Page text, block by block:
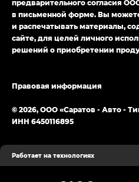
предварительного согласия
в письменной форме. Вы
и распечатывать материалы,
сайте, для целей личного
решений о приобретении
© 2026, ООО «Саратов - Авто -
ИНН 6450116895
Правовая информация
Работает на технологиях